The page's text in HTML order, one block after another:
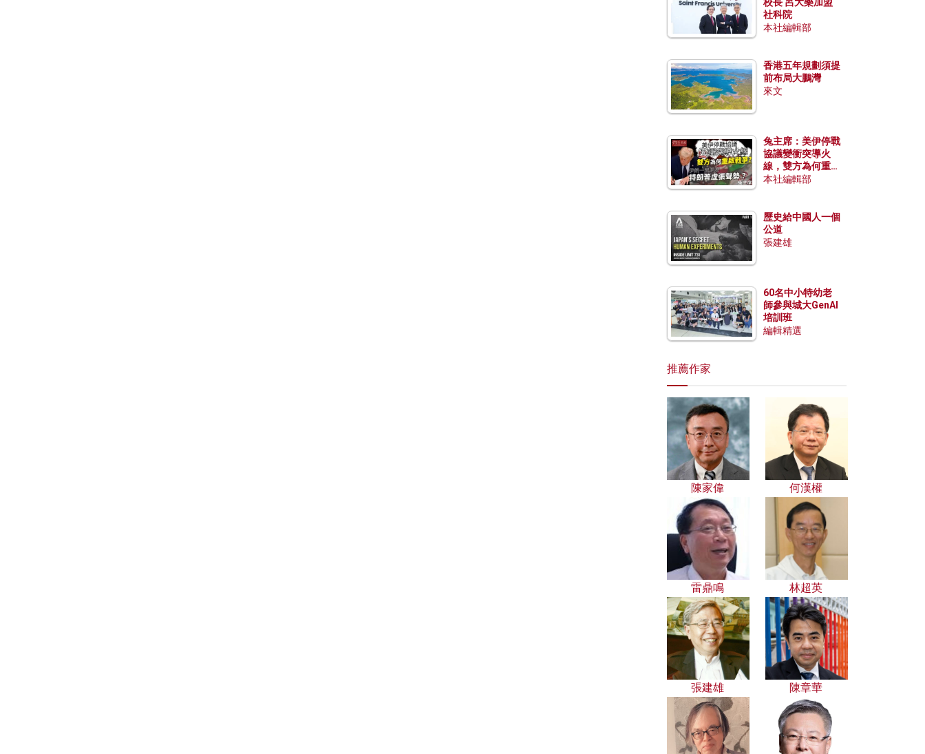
校長 呂大樂加盟
社科院
本社編輯部
香港五年規劃須提
前布局大鵬灣
來文
兔主席：美伊停戰
協議變衝突導火
線，雙方為何重啟
戰爭？伊朗一早洞
本社編輯部
歷史給中國人一個
公道
張建雄
60名中小特幼老
師參與城大GenAI
培訓班
編輯精選
推薦作家
陳家偉 何漢權
雷鼎鳴 林超英
張建雄 陳章華